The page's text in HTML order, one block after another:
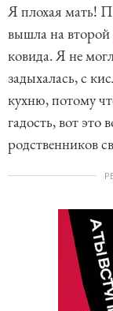
Я плохая мать!
вышла на второй
ковида. Я не
задыхалась, с
кухню, потому
гадость, вот это
родственников